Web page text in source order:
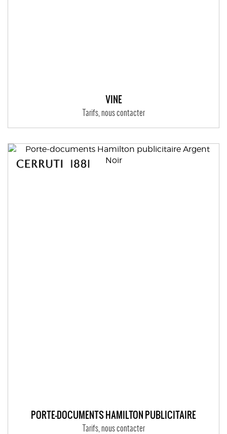
VINE
Tarifs, nous contacter
PORTE-DOCUMENTS HAMILTON PUBLICITAIRE
Tarifs, nous contacter